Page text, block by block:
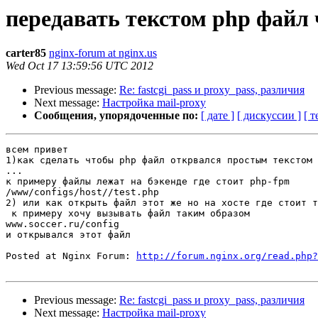
передавать текстом php файл
carter85 nginx-forum at nginx.us
Wed Oct 17 13:59:56 UTC 2012
Previous message: Re: fastcgi_pass и proxy_pass, различия
Next message: Настройка mail-proxy
Сообщения, упорядоченные по: [ дате ] [ дискуссии ] [
всем привет
1)как сделать чтобы php файл открвался простым текстом
...
к примеру файлы лежат на бэкенде где стоит php-fpm
/www/configs/host//test.php
2) или как открыть файл этот же но на хосте где стоит
www.soccer.ru/config
и открывался этот файл
Posted at Nginx Forum:
http://forum.nginx.org/
Previous message: Re: fastcgi_pass и proxy_pass, различия
Next message: Настройка mail-proxy